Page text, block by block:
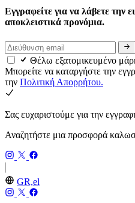
Εγγραφείτε για να λάβετε την
αποκλειστικά προνόμια.
Θέλω εξατομικευμένο
Μπορείτε να καταργήστε την
την Πολιτική Απορρήτου.
Σας ευχαριστούμε για την
Αναζητήστε μια προσφορά
GR,el